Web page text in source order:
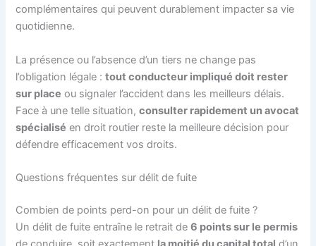
complémentaires qui peuvent durablement impacter sa vie
quotidienne.
La présence ou l’absence d’un tiers ne change pas
l’obligation légale :tout conducteur impliqué doit rester
sur place ou signaler l’accident dans les meilleurs délais.
Face à une telle situation,consulter rapidement un avocat
spécialisé en droit routier reste la meilleure décision pour
défendre efficacement vos droits.
Questions fréquentes sur délit de fuite
Combien de points perd-on pour un délit de fuite ?
Un délit de fuite entraîne le retrait de6 points sur le permis